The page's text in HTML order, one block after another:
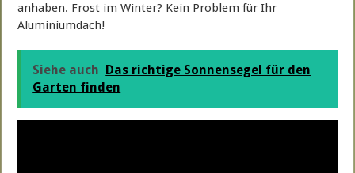
anhaben. Frost im Winter? Kein Problem für Ihr
Aluminiumdach!
Siehe auch
Das richtige Sonnensegel für den
Garten finden